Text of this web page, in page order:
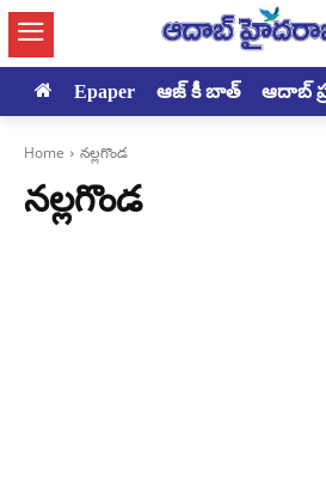
Epaper ఆజ్ కీ బాత్ ఆదాబ్
Home నల్లగొండ
నల్లగొండ